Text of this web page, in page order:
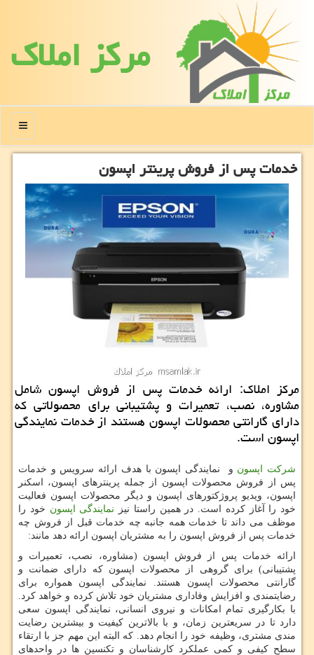
مركز املاك
منو
خدمات پس از فروش پرینتر اپسون
مركز املاك: ارائه خدمات پس از فروش اپسون شامل
مشاوره، نصب، تعمیرات و پشتیبانی برای محصولاتی كه
دارای گارانتی محصولات اپسون هستند از خدمات نمایندگی
اپسون است.
شرکت اپسون و نمایندگی اپسون با هدف ارائه سرویس و خدمات
پس از فروش محصولات اپسون از جمله پرینترهای اپسون، اسکنر
اپسون، ویدیو پروژکتورهای اپسون و دیگر محصولات اپسون فعالیت
خود را آغاز کرده است. در همین راستا نیز نمایندگی اپسون خود را
موظف می داند تا خدمات همه جانبه چه خدمات قبل از فروش چه
خدمات پس از فروش اپسون را به مشتریان اپسون ارائه دهد مانند:
ارائه خدمات پس از فروش اپسون (مشاوره، نصب، تعمیرات و
پشتیبانی) برای گروهی از محصولات اپسون که دارای ضمانت و
گارانتی محصولات اپسون هستند. نمایندگی اپسون همواره برای
رضایتمندی و افزایش وفاداری مشتریان خود تلاش کرده و خواهد کرد.
با بکارگیری تمام امکانات و نیروی انسانی، نمایندگی اپسون سعی
دارد تا در سریعترین زمان، و با بالاترین کیفیت و بیشترین رضایت
مندی مشتری، وظیفه خود را انجام دهد. که البته این مهم جز با ارتقاء
سطح کیفی و کمی عملکرد کارشناسان و تکنسین ها در واحدهای